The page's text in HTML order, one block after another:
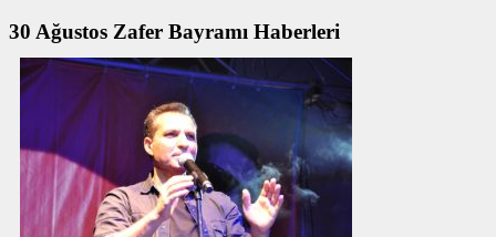
30 Ağustos Zafer Bayramı Haberleri